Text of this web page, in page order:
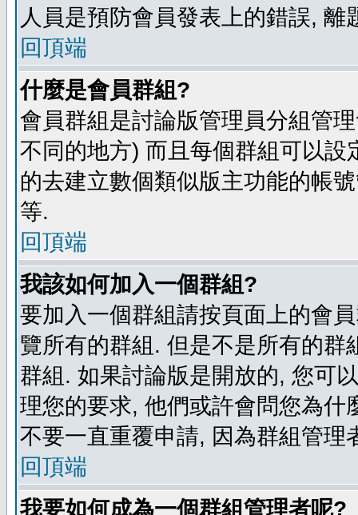
人員是預防會員發表上的錯誤, 離
回頂端
什麼是會員群組?
會員群組是討論版管理員分組管
不同的地方) 而且每個群組可以
的去建立數個類似版主功能的帳
等.
回頂端
我該如何加入一個群組?
要加入一個群組請按頁面上的會
覽所有的群組. 但是不是所有的
群組. 如果討論版是開放的, 您可
理您的要求, 他們或許會問您為
不要一直重覆申請, 因為群組管理
回頂端
我要如何成為一個群組管理者呢?